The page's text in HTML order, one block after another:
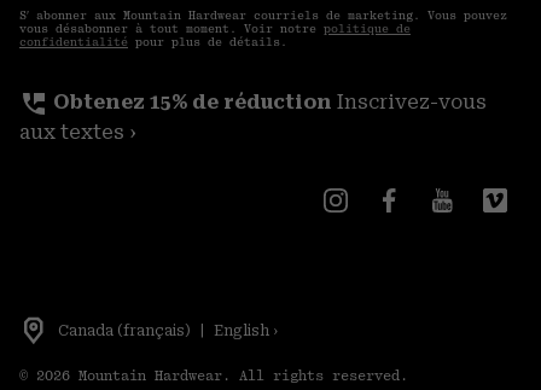
S′ abonner aux Mountain Hardwear courriels de marketing. Vous pouvez
vous désabonner à tout moment. Voir notre politique de
confidentialité pour plus de détails.
perm_phone_msg Obtenez 15% de réduction Inscrivez-vous
aux textes ›
Canada (français) English ›
© 2026 Mountain Hardwear. All rights reserved.